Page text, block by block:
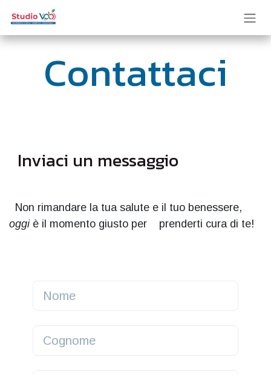
Passa al contenuto
Contattaci
Inviaci un messaggio
Non rimandare la tua salute e il tuo benessere,
oggiè il momento giusto per prenderti cura di te!